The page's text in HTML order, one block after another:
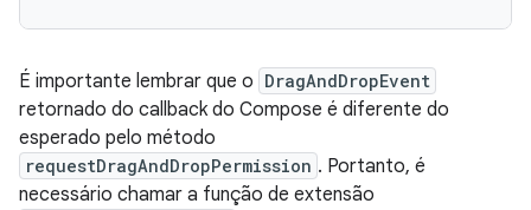
É importante lembrar que o DragAndDropEvent
retornado do callback do Compose é diferente do
esperado pelo método
requestDragAndDropPermission . Portanto, é
necessário chamar a função de extensão